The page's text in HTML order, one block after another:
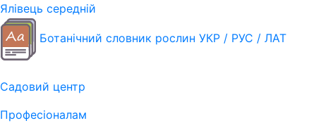
Ялівець середній
Ботанічний словник рослин УКР / РУС / ЛАТ
Садовий центр
Професіоналам